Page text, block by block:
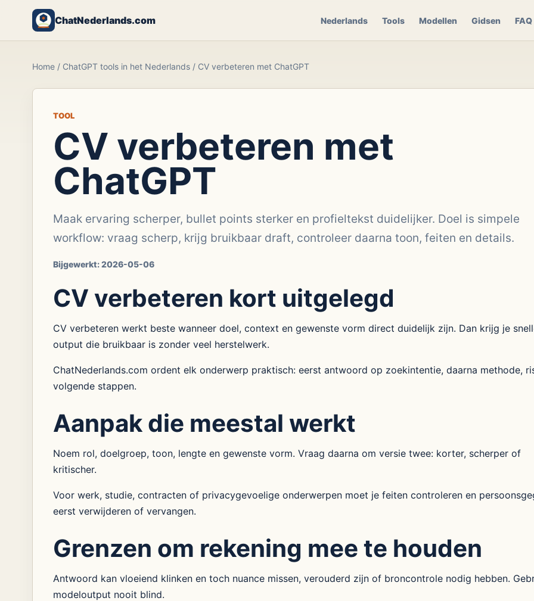
ChatNederlands.com Nederlands Tools Modellen Gidsen FAQ
Home/ ChatGPT tools in het Nederlands/ CV verbeteren met ChatGPT
TOOL
CV verbeteren met
ChatGPT
Maak ervaring scherper, bullet points sterker en profieltekst duidelijker. Doel is simpele
workflow: vraag scherp, krijg bruikbaar draft, controleer daarna toon, feiten en details.
Bijgewerkt:2026-05-06
CV verbeteren kort uitgelegd
CV verbeteren werkt beste wanneer doel, context en gewenste vorm direct duidelijk zijn. Dan krijg je
output die bruikbaar is zonder veel herstelwerk.
ChatNederlands.com ordent elk onderwerp praktisch: eerst antwoord op zoekintentie, daarna methode,
volgende stappen.
Aanpak die meestal werkt
Noem rol, doelgroep, toon, lengte en gewenste vorm. Vraag daarna om versie twee: korter, scherper of
kritischer.
Voor werk, studie, contracten of privacygevoelige onderwerpen moet je feiten controleren en
eerst verwijderen of vervangen.
Grenzen om rekening mee te houden
Antwoord kan vloeiend klinken en toch nuance missen, verouderd zijn of broncontrole nodig hebben.
modeloutput nooit blind.